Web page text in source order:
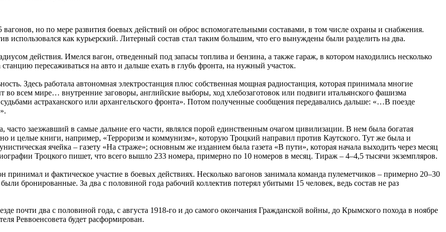
вагонов, но по мере развития боевых действий он оброс вспомогательными составами, в том числе охраны и снабжения.
использовался как курьерский. Литерный состав стал таким большим, что его вынуждены были разделить на два.
действия. Имелся вагон, отведенный под запасы топлива и бензина, а также гараж, в котором находились несколько
пересаживаться на авто и дальше ехать в глубь фронта, на нужный участок.
Здесь работала автономная электростанция плюс собственная мощная радиостанция, которая принимала многие
во всем мире… внутренние заговоры, английские выборы, ход хлебозаготовок или подвиги итальянского фашизма
астраханского или архангельского фронта». Потом полученные сообщения передавались дальше: «…В поезде
часто заезжавший в самые дальние его части, являлся порой единственным очагом цивилизации. В нем была богатая
но и целые книги, например, «Терроризм и коммунизм», которую Троцкий направил против Каутского. Тут же была и
ячейка – газету «На страже»; основным же изданием была газета «В пути», которая начала выходить через месяц
Троцкого пишет, что всего вышло 233 номера, примерно по 10 номеров в месяц. Тираж – 4–4,5 тысячи экземпляров.
и фактическое участие в боевых действиях. Несколько вагонов занимала команда пулеметчиков – примерно 20–30
бронированные. За два с половиной года рабочий коллектив потерял убитыми 15 человек, ведь состав не раз
почти два с половиной года, с августа 1918-го и до самого окончания Гражданской войны, до Крымского похода в ноябре
Реввоенсовета будет расформирован.